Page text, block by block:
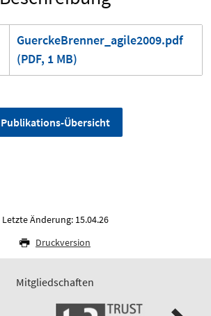
GuerckeBrenner_agile2009.pdf
(PDF, 1 MB)
Publikations-Übersicht
Letzte Änderung: 15.04.26
Druckversion
Mitgliedschaften